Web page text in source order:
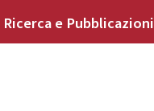
Ricerca e Pubblicazioni